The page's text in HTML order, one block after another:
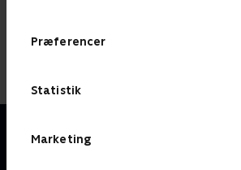
Præferencer
Statistik
Marketing
En samling af små kortfilm for de